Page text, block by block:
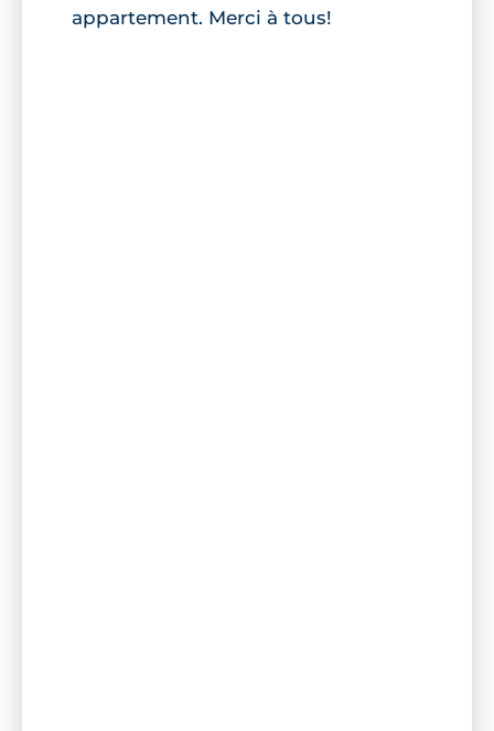
appartement. Merci à tous!